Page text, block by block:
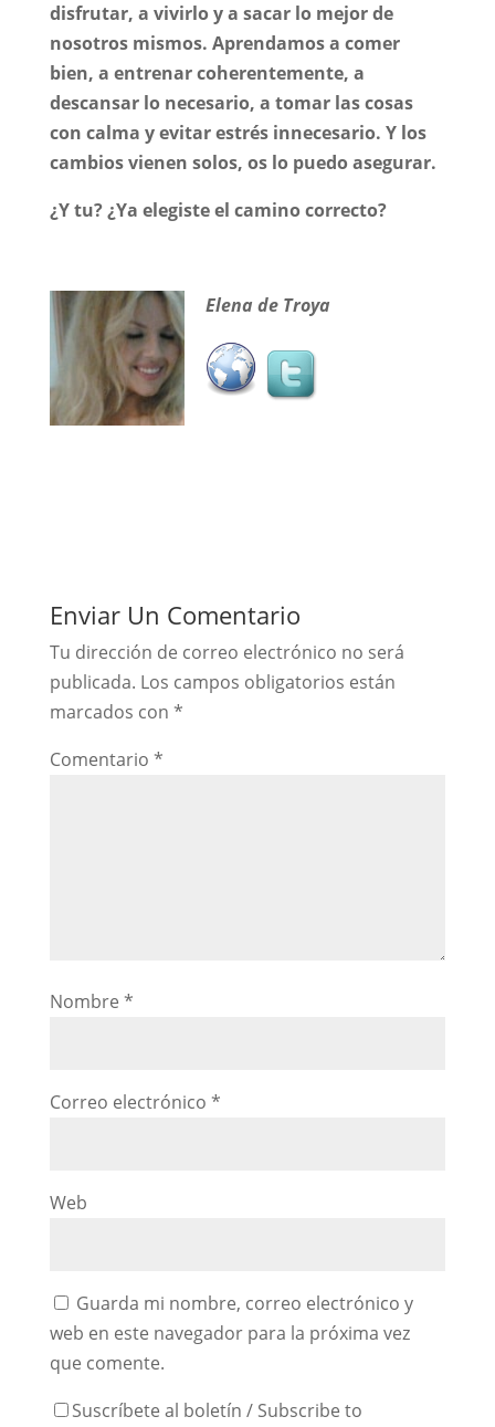
disfrutar, a vivirlo y a sacar lo mejor de
nosotros mismos. Aprendamos a comer
bien, a entrenar coherentemente, a
descansar lo necesario, a tomar las cosas
con calma y evitar estrés innecesario. Y los
cambios vienen solos, os lo puedo asegurar.
¿Y tu? ¿Ya elegiste el camino correcto?
Elena de Troya
Enviar Un Comentario
Tu dirección de correo electrónico no será
publicada. Los campos obligatorios están
marcados con *
Comentario *
Nombre *
Correo electrónico *
Web
Guarda mi nombre, correo electrónico y
web en este navegador para la próxima vez
que comente.
Suscríbete al boletín / Subscribe to